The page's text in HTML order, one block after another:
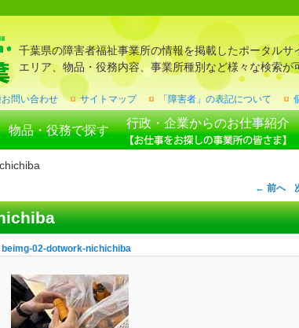
千葉県の障害者福祉事業所の情報を掲載したポータルサ
エリア、物品・役務内容、事業所種別など様々な検索が
問い合わせ サイトマップ 「障害者」の表記について
物品・役務で探す
行政・企業からのお仕事紹介
← 前へ
beimg-02-dotwork-nichichiba